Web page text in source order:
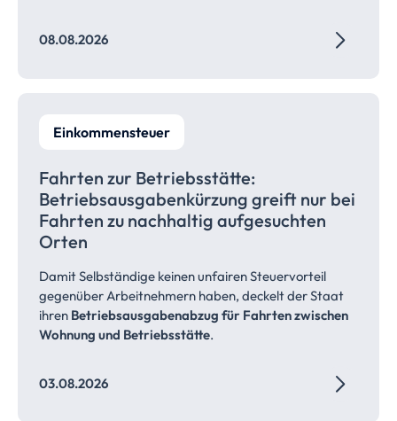
08.08.2026
Einkommensteuer
Fahrten zur Betriebsstätte:
Betriebsausgabenkürzung greift nur bei
Fahrten zu nachhaltig aufgesuchten
Orten
Damit Selbständige keinen unfairen Steuervorteil
gegenüber Arbeitnehmern haben, deckelt der Staat
ihren Betriebsausgabenabzug für Fahrten zwischen
Wohnung und Betriebsstätte.
03.08.2026